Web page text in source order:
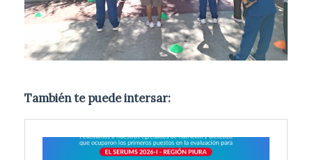
También te puede intersar: